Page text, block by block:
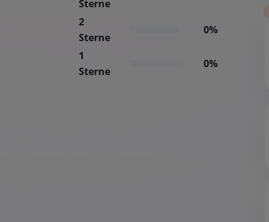
Sterne
2
Sterne
0%
1
Sterne
0%